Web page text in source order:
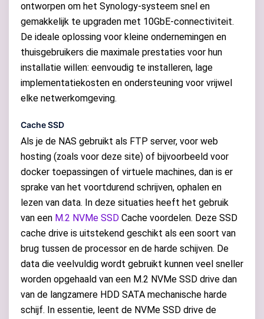
ontworpen om het Synology-systeem snel en
gemakkelijk te upgraden met 10GbE-connectiviteit.
De ideale oplossing voor kleine ondernemingen en
thuisgebruikers die maximale prestaties voor hun
installatie willen: eenvoudig te installeren, lage
implementatiekosten en ondersteuning voor vrijwel
elke netwerkomgeving.
Cache SSD
Als je de NAS gebruikt als FTP server, voor web
hosting (zoals voor deze site) of bijvoorbeeld voor
docker toepassingen of virtuele machines, dan is er
sprake van het voortdurend schrijven, ophalen en
lezen van data. In deze situaties heeft het gebruik
van een M.2 NVMe SSD Cache voordelen. Deze SSD
cache drive is uitstekend geschikt als een soort van
brug tussen de processor en de harde schijven. De
data die veelvuldig wordt gebruikt kunnen veel sneller
worden opgehaald van een M.2 NVMe SSD drive dan
van de langzamere HDD SATA mechanische harde
schijf. In essentie, leent de NVMe SSD drive de